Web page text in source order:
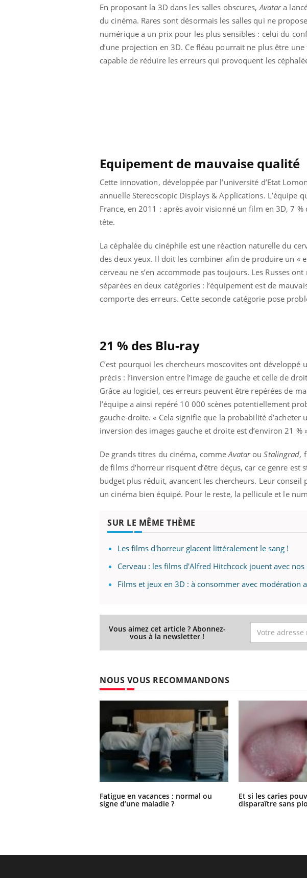
En proposant la 3D dans les salles obscures, Avatara
du cinéma. Rares sont désormais les salles qui ne
numérique a un prix pour les plus sensibles : celui du
d’une projection en 3D. Ce fléau pourrait ne plus être
capable de réduire les erreurs qui provoquent les
Equipement de mauvaise qualité
Cette innovation, développée par l’université d’Etat
annuelle Stereoscopic Displays & Applications. L’équipe
France, en 2011 : après avoir visionné un film en 3D, 7
tête.
La céphalée du cinéphile est une réaction naturelle du
des deux yeux. Il doit les combiner afin de produire un «
cerveau ne s’en accommode pas toujours. Les Russes
séparées en deux catégories : l’équipement est de
comporte des erreurs. Cette seconde catégorie pose
21 % des Blu-ray
C’est pourquoi les chercheurs moscovites ont
précis : l’inversion entre l’image de gauche et celle de
Grâce au logiciel, ces erreurs peuvent être repérées de
l’équipe a ainsi repéré 10 000 scènes potentiellement
gauche-droite. « Cela signifie que la probabilité
inversion des images gauche et droite est d’environ 21
De grands titres du cinéma, commeAvatar ouStalingrad,
de films d’horreur risquent d’être déçus, car ce genre
budget plus réduit, avancent les chercheurs. Leur
un cinéma bien équipé. Pour le reste, la pellicule et le
SUR LE MÊME THÈME
Les films d'horreur glacent littéralement le sang !
Cerveau : les films d'Alfred Hitchcock jouent avec
Films et jeux en 3D : à consommer avec modération
Vous aimez cet article ? Abonnez-
vous à la newsletter !
NOUS VOUS RECOMMANDONS
Fatigue en vacances : normal ou
signe d’une maladie ?
Et si les caries
disparaître sans
Eczéma Chronique des Mains :
expliquer ma maladie Youtube
Youtube
Carence en fer :
prévenir Youtube